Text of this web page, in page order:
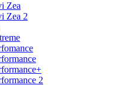
Zea
Zea 2
2